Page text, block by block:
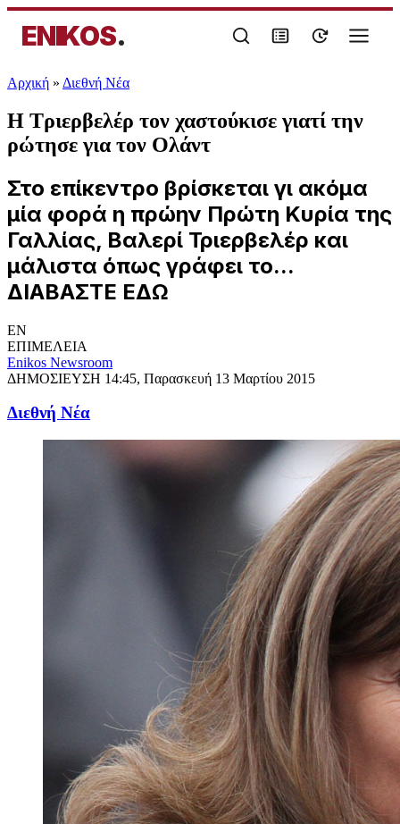
ENIKOS.
Αρχική » Διεθνή Νέα
Η Τριερβελέρ τον χαστούκισε γιατί την
ρώτησε για τον Ολάντ
Στο επίκεντρο βρίσκεται γι ακόμα
μία φορά η πρώην Πρώτη Κυρία της
Γαλλίας, Βαλερί Τριερβελέρ και
μάλιστα όπως γράφει το...
ΔΙΑΒΑΣΤΕ ΕΔΩ
EN
ΕΠΙΜΕΛΕΙΑ
Enikos Newsroom
ΔΗΜΟΣΙΕΥΣΗ 14:45, Παρασκευή 13 Μαρτίου 2015
Διεθνή Νέα